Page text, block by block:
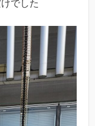
でした